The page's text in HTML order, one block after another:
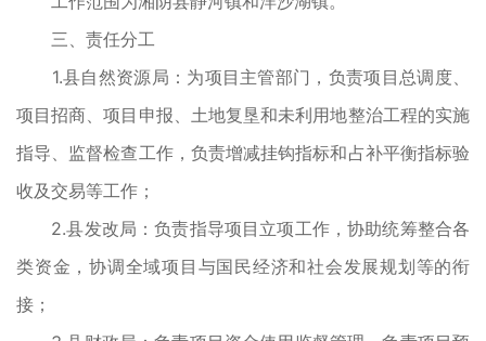
三、责任分工
1.县自然资源局：为项目主管部门，负责项目总调度、
项目招商、项目申报、土地复垦和未利用地整治工程的实施
指导、监督检查工作，负责增减挂钩指标和占补平衡指标验
收及交易等工作；
2.县发改局：负责指导项目立项工作，协助统筹整合各
类资金，协调全域项目与国民经济和社会发展规划等的衔
接；